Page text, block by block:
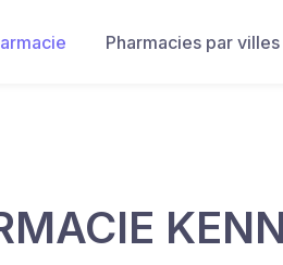
Pharmacies par villes